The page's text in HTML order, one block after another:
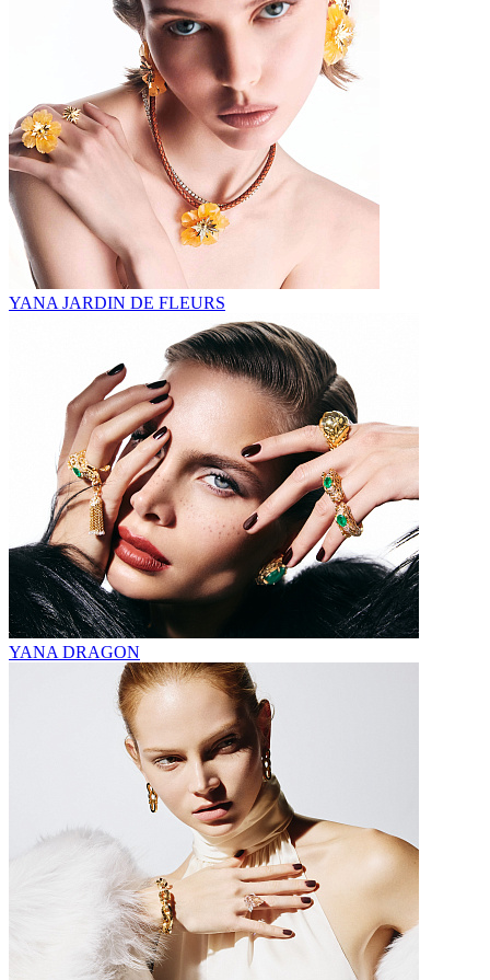
YANA JARDIN DE FLEURS
YANA DRAGON